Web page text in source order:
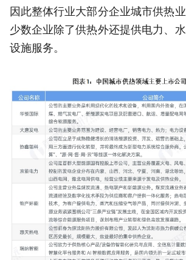
因此整体行业大部分企业城市供热
少数企业除了供热外还提供电力、
设施服务。